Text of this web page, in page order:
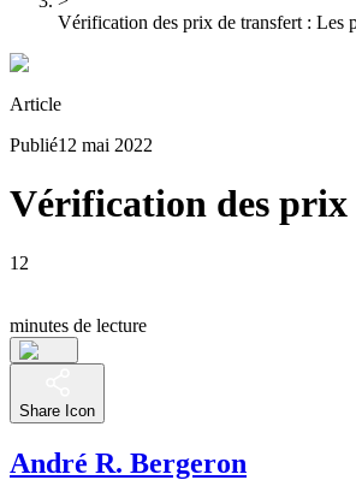
Vérification des prix de transfert : Les
Article
Publié12 mai 2022
Vérification des prix
12
minutes de lecture
Share Icon
André R. Bergeron